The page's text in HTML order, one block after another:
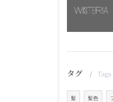
タグ Tags
髪 髪色